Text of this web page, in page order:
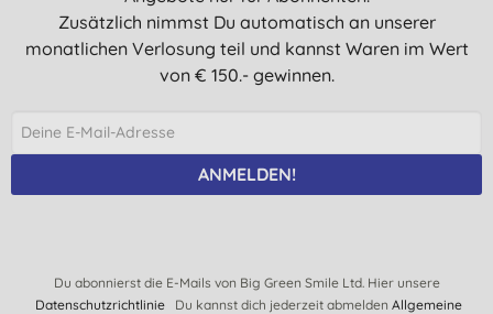
Zusätzlich nimmst Du automatisch an unserer
monatlichen Verlosung teil und kannst Waren im Wert
von € 150.- gewinnen.
ANMELDEN!
Du abonnierst die E-Mails von Big Green Smile Ltd. Hier unsere
DatenschutzrichtlinieDu kannst dich jederzeit abmelden Allgemeine